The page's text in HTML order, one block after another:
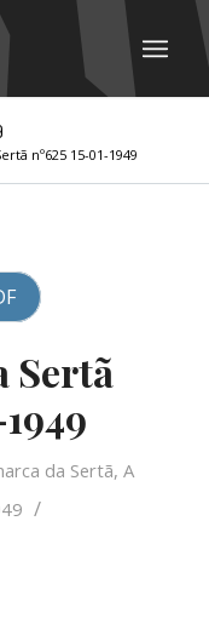
nº625 15-01-1949
Sertã
da Sertã,A
/